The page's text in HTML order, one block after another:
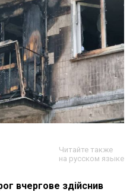
Читайте также
на русском языке
вчергове здійснив